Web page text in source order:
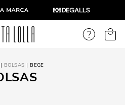
BOLSAS BEGE